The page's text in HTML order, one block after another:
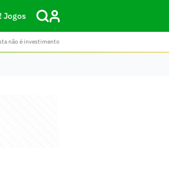
Jogos
não é investimento